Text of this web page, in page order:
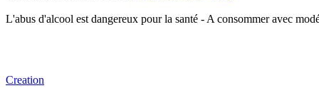
L'abus d'alcool est dangereux pour la santé - A consommer avec
Creation